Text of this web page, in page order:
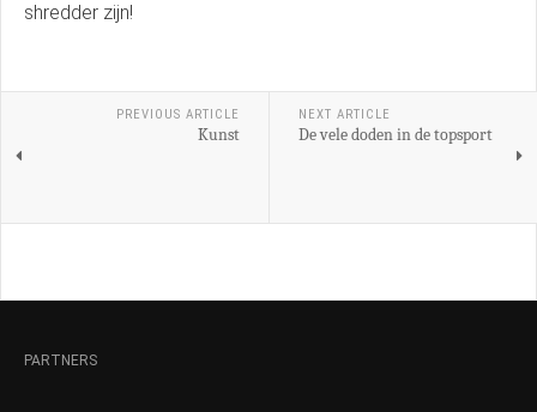
shredder zijn!
PREVIOUS ARTICLE
Kunst
NEXT ARTICLE
De vele doden in de topsport
PARTNERS